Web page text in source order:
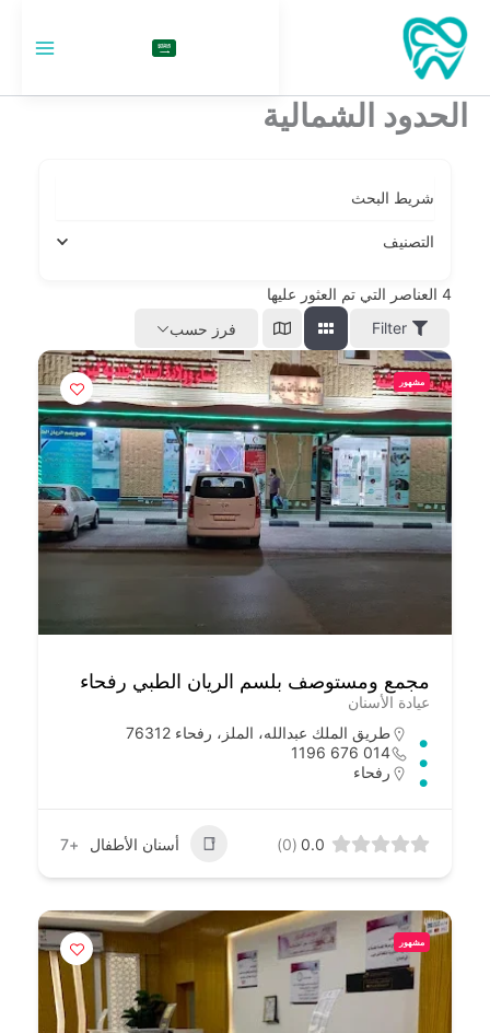
تخطي
إلى
المحتوى
الحدود الشمالية
شريط البحث
التصنيف
4 العناصر التي تم العثور عليها
Filter
فرز حسب
مشهور
مجمع ومستوصف بلسم الريان الطبي رفحاء
عيادة الأسنان
طريق الملك عبدالله، الملز، رفحاء 76312
014 676 1196
رفحاء
0.0
(0) أسنان الأطفال +7
مشهور